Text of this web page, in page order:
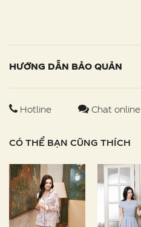
HƯỚNG DẪN BẢO QUẢN
Hotline Chat online
CÓ THỂ BẠN CŨNG THÍCH